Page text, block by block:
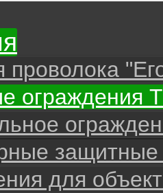
проволока
ограждения
защитные
для